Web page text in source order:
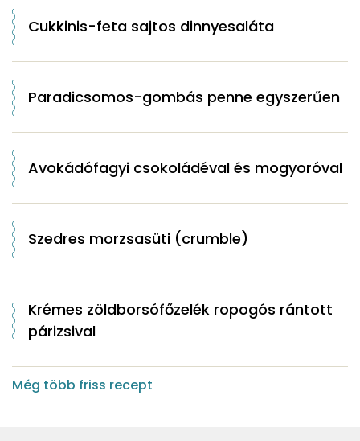
Cukkinis-feta sajtos dinnyesaláta
Paradicsomos-gombás penne egyszerűen
Avokádófagyi csokoládéval és mogyoróval
Szedres morzsasüti (crumble)
Krémes zöldborsófőzelék ropogós rántott
párizsival
Még több friss recept